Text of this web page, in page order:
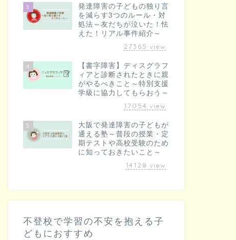
3
発達障害の子どもの独り言
を減らす3つのルール・対
処法～友だちが泣いた！怯
えた！リアル事件紹介～
27365 view
4
【書字障害】ディスグラフ
ィアと診断されたときに親
がやるべきこと～特別支援
学級に協力してもらおう～
17054 view
5
大阪で発達障害の子どもが
通える塾～普段の授業・定
期テストや高校受験のため
に知っておきたいこと～
14128 view
不登校で学習の不安を抱える子
どもにおすすめ